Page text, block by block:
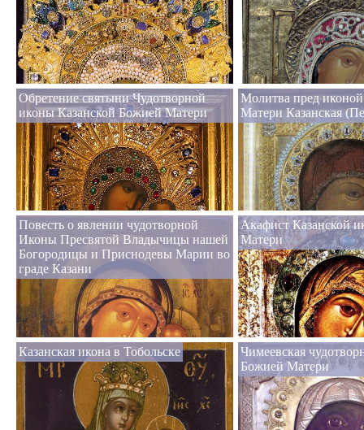
Обретение святыни Чудотворной
иконы Казанской Божией Матери
Молитва пред
Матери Казанская
Повесть о явлении чудотворной
Иконы Пресвятой Владычицы нашей
Богородицы и Приснодевы Марии во
граде Казани
Акафист Казанской
Матери
Казанская икона в Тобольске
Чимеевская
Божией Матери